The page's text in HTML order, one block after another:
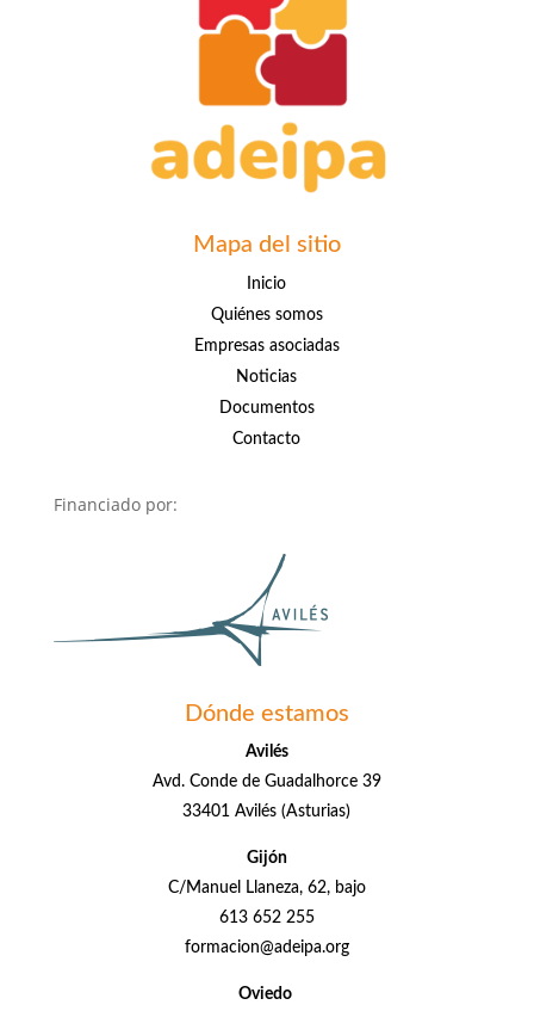
Mapa del sitio
Inicio
Quiénes somos
Empresas asociadas
Noticias
Documentos
Contacto
Financiado por:
Dónde estamos
Avilés
Avd. Conde de Guadalhorce 39
33401 Avilés (Asturias)
Gijón
C/Manuel Llaneza, 62, bajo
613 652 255
formacion@adeipa.org
Oviedo